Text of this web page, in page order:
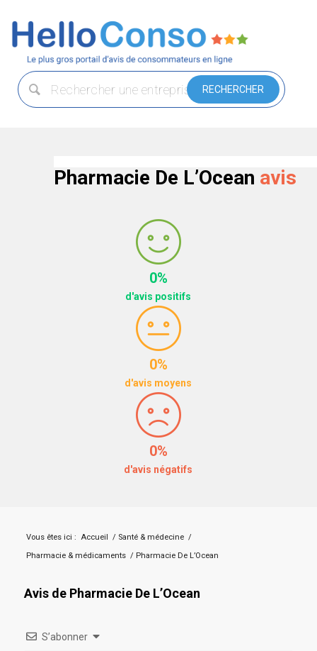
Pharmacie De L’Ocean avis
0%
d'avis positifs
0%
d'avis moyens
0%
d'avis négatifs
Vous êtes ici : Accueil / Santé & médecine /
Pharmacie & médicaments / Pharmacie De L’Ocean
Avis de Pharmacie De L’Ocean
S’abonner